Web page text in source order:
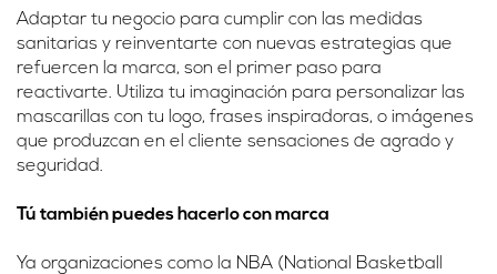
Adaptar tu negocio para cumplir con las medidas
sanitarias y reinventarte con nuevas estrategias que
refuercen la marca, son el primer paso para
reactivarte. Utiliza tu imaginación para personalizar las
mascarillas con tu logo, frases inspiradoras, o imágenes
que produzcan en el cliente sensaciones de agrado y
seguridad.
Tú también puedes hacerlo con marca
Ya organizaciones como la NBA (National Basketball